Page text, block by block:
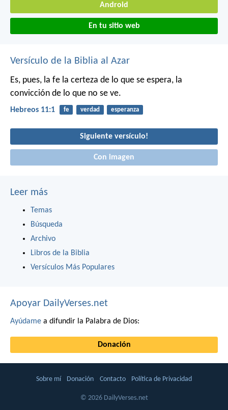
Android
En tu sitio web
Versículo de la Biblia al Azar
Es, pues, la fe la certeza de lo que se espera, la
convicción de lo que no se ve.
Hebreos 11:1 fe verdad esperanza
Siguiente versículo!
Con imagen
Leer más
Temas
Búsqueda
Archivo
Libros de la Biblia
Versículos Más Populares
Apoyar DailyVerses.net
Ayúdame a difundir la Palabra de Dios:
Donación
Sobre mí Donación Contacto Política de Privacidad
© 2026 DailyVerses.net